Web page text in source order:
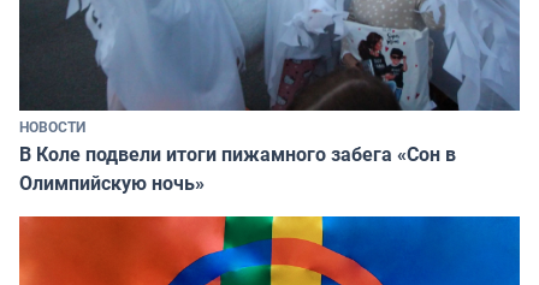
НОВОСТИ
В Коле подвели итоги пижамного забега «Сон в
Олимпийскую ночь»